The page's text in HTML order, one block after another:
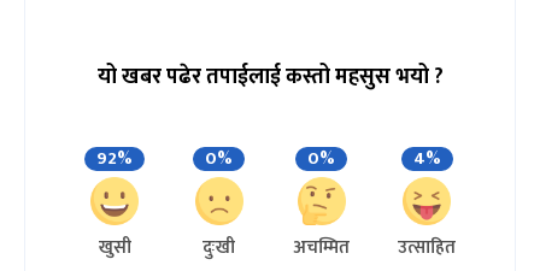
यो खबर पढेर तपाईलाई कस्तो महसुस भयो ?
92%
खुसी
0%
दुःखी
0%
अचम्मित
4%
उत्साहित